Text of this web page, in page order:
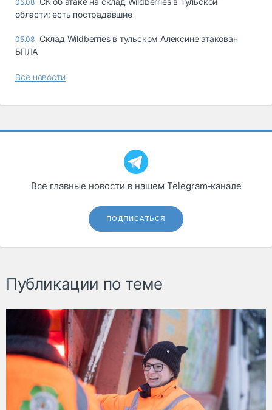
05.08
области: есть пострадавшие
05.08 Склад Wildberries в тульском Алексине атакован
БПЛА
Все новости
Все главные новости в нашем Telegram‑канале
ПОДПИСАТЬСЯ
Публикации по теме